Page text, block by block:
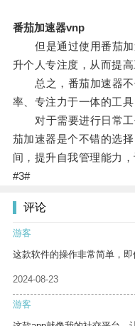
番茄加速器vnp
但是通过使用番茄加
升个人专注度，从而提高
总之，番茄加速器不
率、专注力于一体的工
对于需要进行日常工
茄加速器是个不错的选
间，提升自我管理能力
#3#
评论
游客
这款软件的操作非常简单，即
2024-08-23
游客